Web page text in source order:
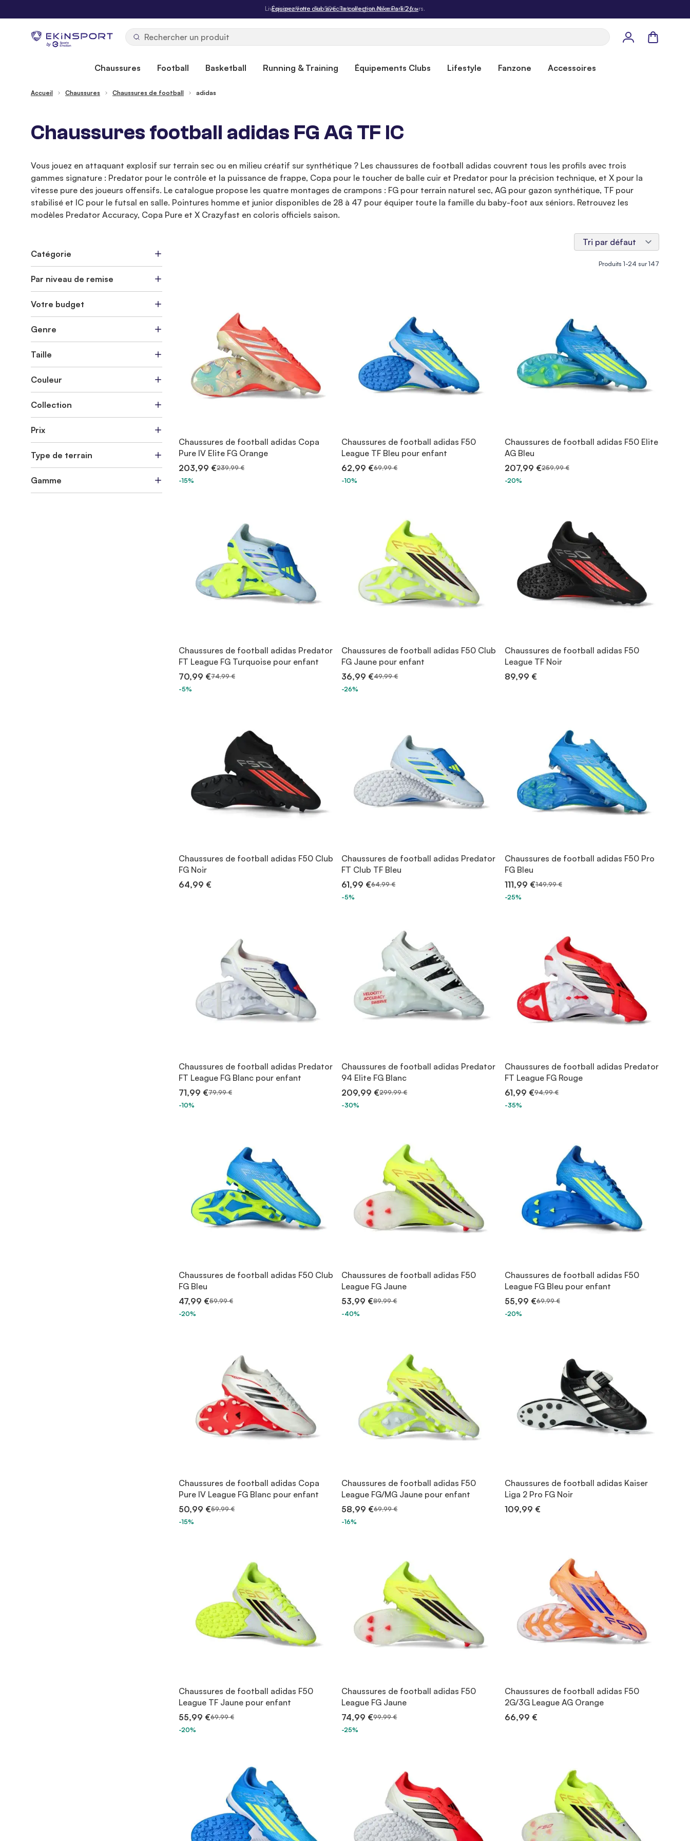
Livraison offerte dès 50€. Retours gratuits sous 30 jours.
by
Panier
Chaussures Football Basketball Running & Training Équipements Clubs Lifestyle Fanzone Accessoires
Accueil Chaussures Chaussures de football adidas
Chaussures football adidas FG AG TF IC
Vous jouez en attaquant explosif sur terrain sec ou en milieu créatif sur synthétique ? Les chaussures de football adidas couvrent tous les profils avec trois
gammes signature : Predator pour le contrôle et la puissance de frappe, Copa pour le toucher de balle cuir et Predator pour la précision technique, et X pour la
vitesse pure des joueurs offensifs. Le catalogue propose les quatre montages de crampons : FG pour terrain naturel sec, AG pour gazon synthétique, TF pour
stabilisé et IC pour le futsal en salle. Pointures homme et junior disponibles de 28 à 47 pour équiper toute la famille du baby-foot aux séniors. Retrouvez les
modèles Predator Accuracy, Copa Pure et X Crazyfast en coloris officiels saison.
Produits 1-24 sur147
Chaussures de football adidas Copa
Pure IV Elite FG Orange
203,99 €239,99 €
-15%
Chaussures de football adidas F50
League TF Bleu pour enfant
62,99 €69,99 €
-10%
Chaussures de football adidas F50 Elite
AG Bleu
207,99 €259,99 €
-20%
Chaussures de football adidas Predator
FT League FG Turquoise pour enfant
70,99 €74,99 €
-5%
Chaussures de football adidas F50 Club
FG Jaune pour enfant
36,99 €49,99 €
-26%
Chaussures de football adidas F50
League TF Noir
89,99 €
Chaussures de football adidas F50 Club
FG Noir
64,99 €
Chaussures de football adidas Predator
FT Club TF Bleu
61,99 €64,99 €
-5%
Chaussures de football adidas F50 Pro
FG Bleu
111,99 €149,99 €
-25%
Chaussures de football adidas Predator
FT League FG Blanc pour enfant
71,99 €79,99 €
-10%
Chaussures de football adidas Predator
94 Elite FG Blanc
209,99 €299,99 €
-30%
Chaussures de football adidas Predator
FT League FG Rouge
61,99 €94,99 €
-35%
Chaussures de football adidas F50 Club
FG Bleu
47,99 €59,99 €
-20%
Chaussures de football adidas F50
League FG Jaune
53,99 €89,99 €
-40%
Chaussures de football adidas F50
League FG Bleu pour enfant
55,99 €69,99 €
-20%
Chaussures de football adidas Copa
Pure IV League FG Blanc pour enfant
50,99 €59,99 €
-15%
Chaussures de football adidas F50
League FG/MG Jaune pour enfant
58,99 €69,99 €
-16%
Chaussures de football adidas Kaiser
Liga 2 Pro FG Noir
109,99 €
Chaussures de football adidas F50
League TF Jaune pour enfant
55,99 €69,99 €
-20%
Chaussures de football adidas F50
League FG Jaune
74,99 €99,99 €
-25%
Chaussures de football adidas F50
2G/3G League AG Orange
66,99 €
Catégorie
Par niveau de remise
Votre budget
Genre
Taille
Couleur
Collection
Prix
Type de terrain
Gamme